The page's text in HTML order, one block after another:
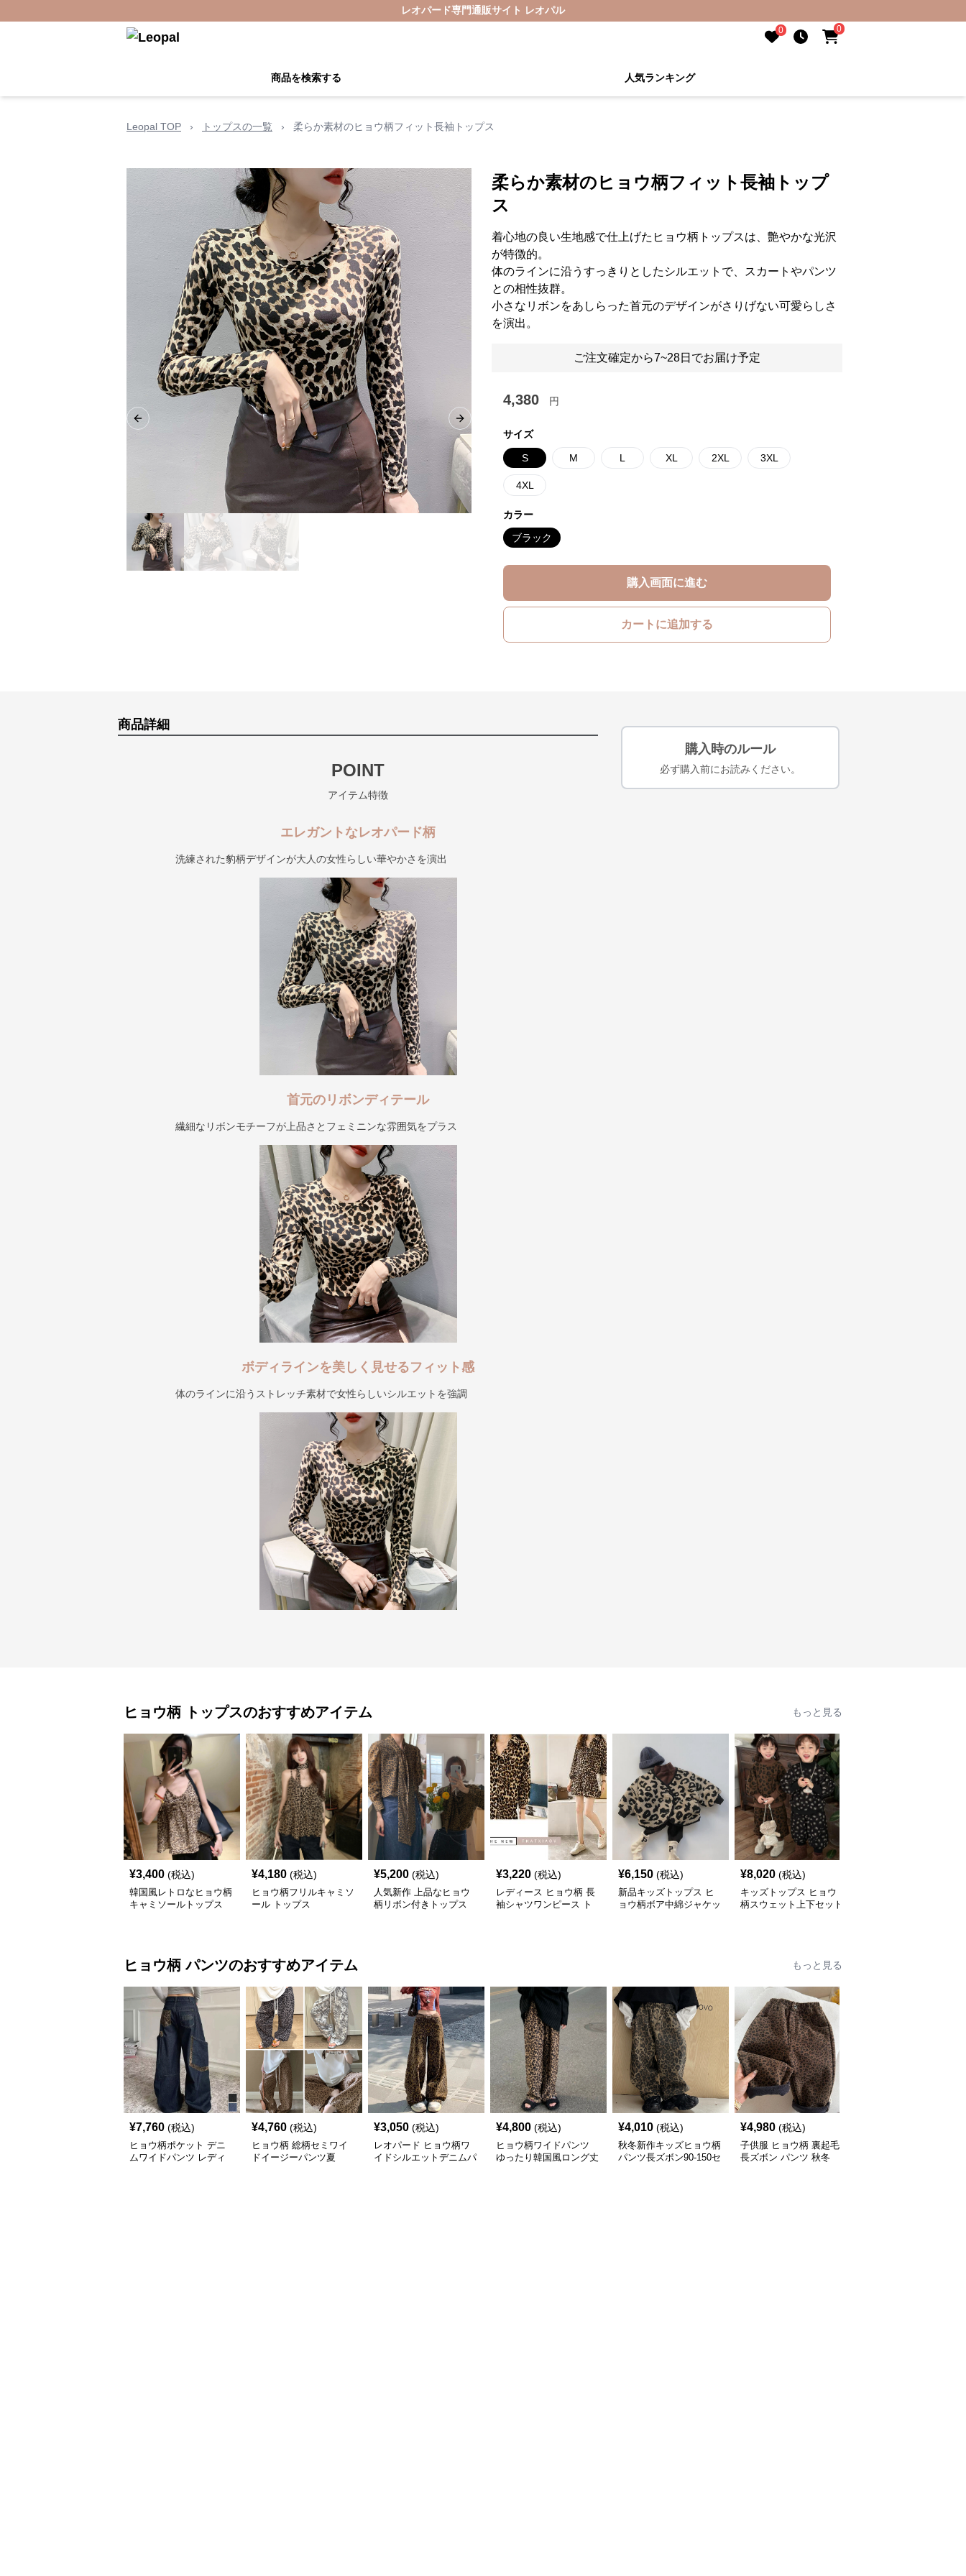
レオパード専門通販サイト レオパル
0 0
商品を検索する 人気ランキング
Leopal TOP › トップスの一覧 › 柔らか素材のヒョウ柄フィット長袖トップス
Previous slide Next slide
柔らか素材のヒョウ柄フィット長袖トップ
ス
着心地の良い生地感で仕上げたヒョウ柄トップスは、艶やかな光沢
が特徴的。
体のラインに沿うすっきりとしたシルエットで、スカートやパンツ
との相性抜群。
小さなリボンをあしらった首元のデザインがさりげない可愛らしさ
を演出。
ご注文確定から7~28日でお届け予定
4,380 円
サイズ
S M L XL 2XL 3XL
4XL
カラー
ブラック
購入画面に進む
カートに追加する
商品詳細
POINT
アイテム特徴
エレガントなレオパード柄
洗練された豹柄デザインが大人の女性らしい華やかさを演出
首元のリボンディテール
繊細なリボンモチーフが上品さとフェミニンな雰囲気をプラス
ボディラインを美しく見せるフィット感
体のラインに沿うストレッチ素材で女性らしいシルエットを強調
購入時のルール
必ず購入前にお読みください。
ヒョウ柄 トップスのおすすめアイテム もっと見る
¥3,400 (税込)
韓国風レトロなヒョウ柄
キャミソールトップス
¥4,180 (税込)
ヒョウ柄フリルキャミソ
ール トップス
¥5,200 (税込)
人気新作 上品なヒョウ
柄リボン付きトップス
¥3,220 (税込)
レディース ヒョウ柄 長
袖シャツワンピース ト
¥6,150 (税込)
新品キッズトップス ヒ
ョウ柄ボア中綿ジャケッ
¥8,020 (税込)
キッズトップス ヒョウ
柄スウェット上下セット
ヒョウ柄 パンツのおすすめアイテム もっと見る
¥7,760 (税込)
ヒョウ柄ポケット デニ
ムワイドパンツ レディ
¥4,760 (税込)
ヒョウ柄 総柄セミワイ
ドイージーパンツ夏
¥3,050 (税込)
レオパード ヒョウ柄ワ
イドシルエットデニムパ
¥4,800 (税込)
ヒョウ柄ワイドパンツ
ゆったり韓国風ロング丈
¥4,010 (税込)
秋冬新作キッズヒョウ柄
パンツ長ズボン90-150セ
¥4,980 (税込)
子供服 ヒョウ柄 裏起毛
長ズボン パンツ 秋冬